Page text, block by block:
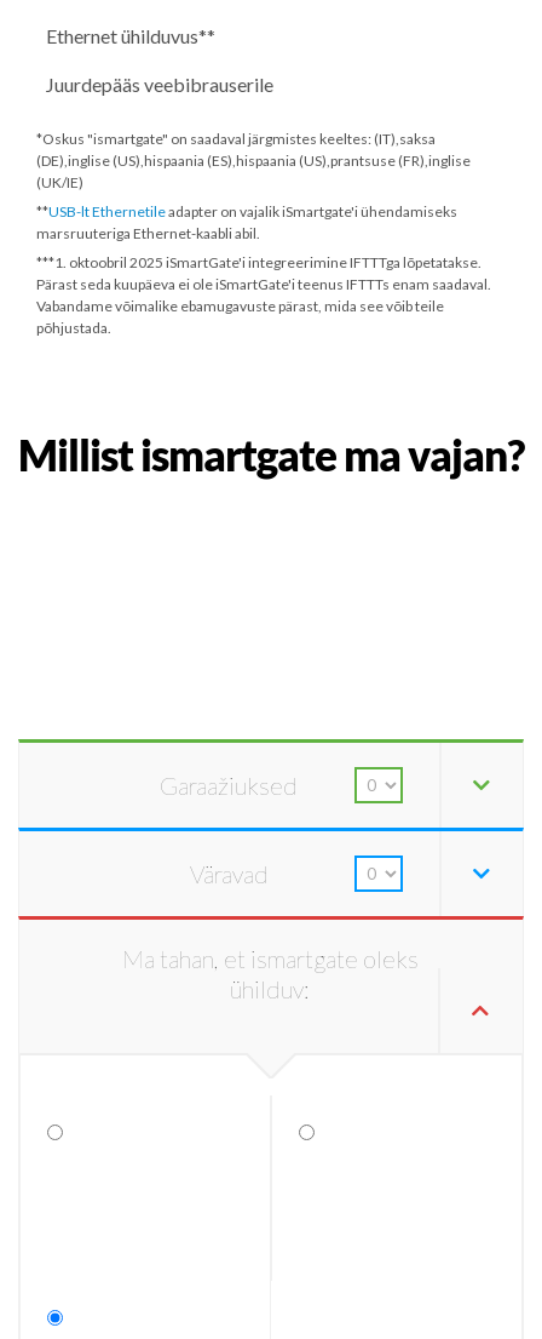
Ethernet ühilduvus**
Juurdepääs veebibrauserile
*Oskus "ismartgate" on saadaval järgmistes keeltes: (IT),saksa
(DE),inglise (US),hispaania (ES),hispaania (US),prantsuse (FR),inglise
(UK/IE)
**USB-lt Ethernetileadapter on vajalik iSmartgate'i ühendamiseks
marsruuteriga Ethernet-kaabli abil.
***1. oktoobril 2025 iSmartGate'i integreerimine IFTTTga lõpetatakse.
Pärast seda kuupäeva ei ole iSmartGate'i teenus IFTTTs enam saadaval.
Vabandame võimalike ebamugavuste pärast, mida see võib teile
põhjustada.
Millist ismartgate ma vajan?
Garaažiuksed
Väravad
Ma tahan, et ismartgate oleks
ühilduv: